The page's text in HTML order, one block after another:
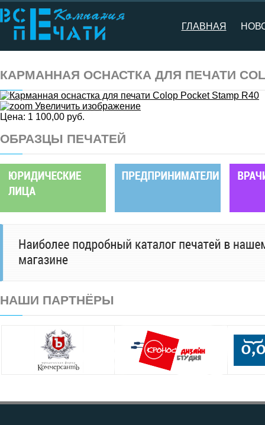
ГЛАВНАЯ
КАРМАННАЯ ОСНАСТКА ДЛЯ ПЕЧАТИ
Увеличить изображение
Цена: 1 100,00 руб.
ОБРАЗЦЫ ПЕЧАТЕЙ
НАШИ ПАРТНЁРЫ